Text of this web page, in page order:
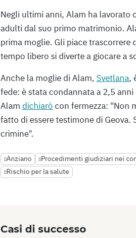
Negli ultimi anni, Alam ha lavorato
adulti dal suo primo matrimonio.
prima moglie. Gli piace trascorrere
tempo libero si diverte a giocare a
Anche la moglie di Alam, Svetlana,
fede: è stata condannata a 2,5
Alam dichiarò con fermezza: "Non
fatto di essere testimone di Geova.
crimine".
Anziano
Procedimenti giudiziari nei
Rischio per la salute
Casi di successo